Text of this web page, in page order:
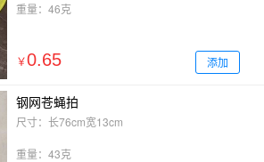
重量：46克
￥0.65 添加
钢网苍蝇拍
尺寸：长76cm宽13cm
重量：43克